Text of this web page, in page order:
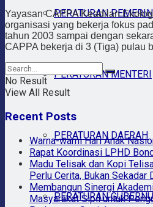
PERATURAN
PERATURAN MENTERI
PERATURAN DAERAH
PERATURAN
Yayasan CAPPA Keadilan
organisasi yang bekerja fokus
tahun 2003 sampai dengan
CAPPA bekerja di 3 (Tiga) pulau
No Result
View All Result
Recent Posts
Warna-warni Hari Anak
Rapat Koordinasi LPHD
Madu Telisak dan Kopi
Perlu Cerita, Bukan Sekadar
Membangun Sinergi
Masyarakat Sipil untuk